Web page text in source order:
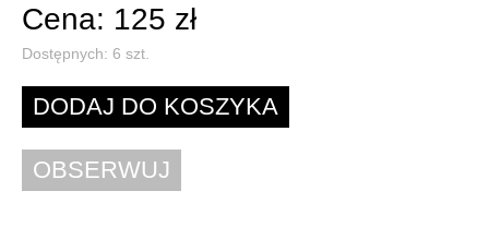
Cena: 125 zł
Dostępnych: 6 szt.